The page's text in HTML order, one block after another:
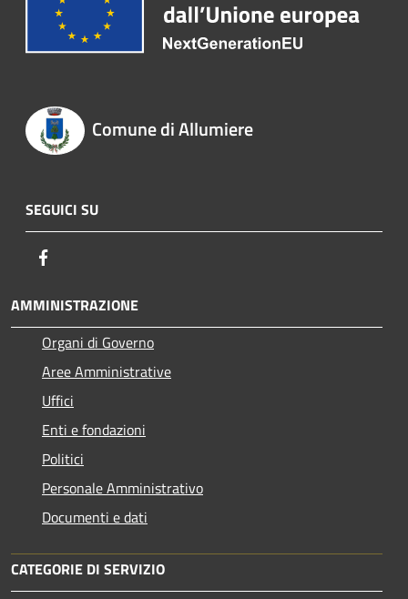
Comune di Allumiere
SEGUICI SU
AMMINISTRAZIONE
Organi di Governo
Aree Amministrative
Uffici
Enti e fondazioni
Politici
Personale Amministrativo
Documenti e dati
CATEGORIE DI SERVIZIO